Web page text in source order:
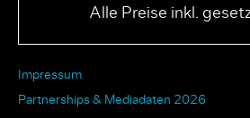
Alle Preise inkl.
Impressum
Partnerships & Mediadaten 2026